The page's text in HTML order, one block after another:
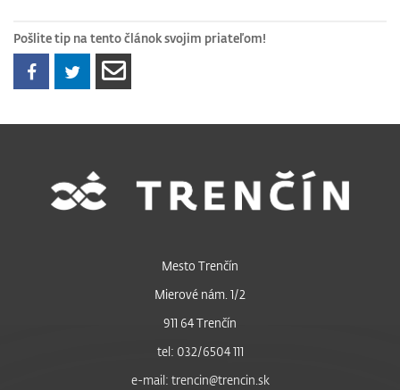
Pošlite tip na tento článok svojim priateľom!
Mesto Trenčín
Mierové nám. 1/2
911 64 Trenčín
tel: 032/6504 111
e-mail: trencin@trencin.sk